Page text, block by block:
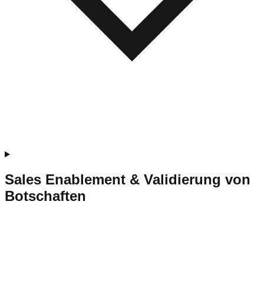
Sales Enablement & Validierung von
Botschaften